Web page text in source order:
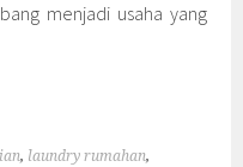
menjadi usaha yang
, laundry rumahan,